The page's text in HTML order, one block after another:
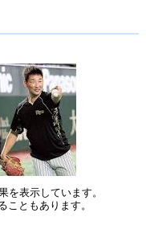
を表示しています。
こともあります。